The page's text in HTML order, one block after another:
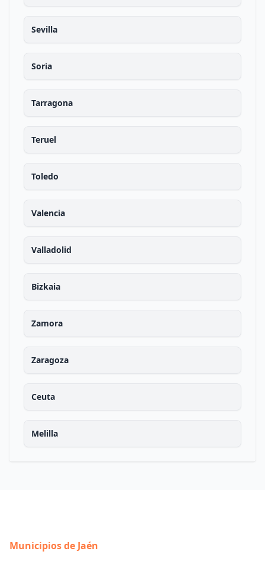
Sevilla
Soria
Tarragona
Teruel
Toledo
Valencia
Valladolid
Bizkaia
Zamora
Zaragoza
Ceuta
Melilla
Municipios de Jaén